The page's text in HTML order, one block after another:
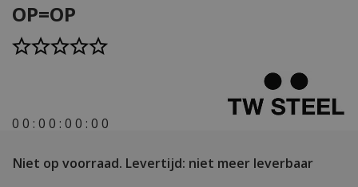
OP=OP
0 0 : 0 0 : 0 0 : 0 0
Niet op voorraad. Levertijd: niet meer leverbaar